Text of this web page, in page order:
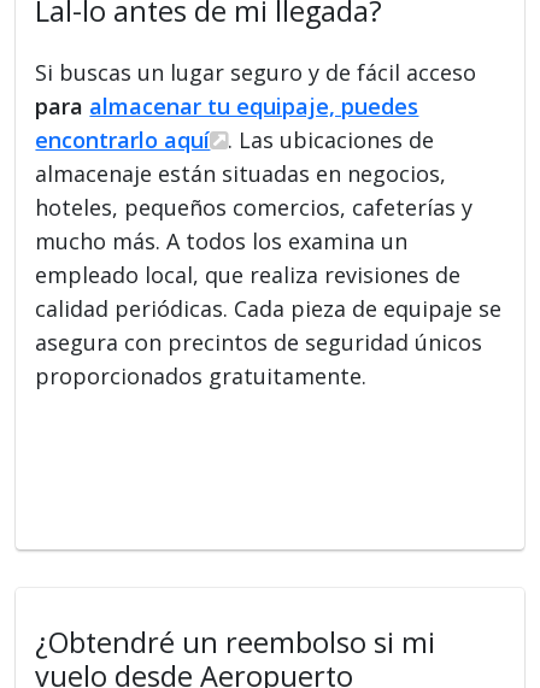
Lal-lo antes de mi llegada?
Si buscas un lugar seguro y de fácil acceso
para almacenar tu equipaje, puedes
encontrarlo aquí
. Las ubicaciones de
almacenaje están situadas en negocios,
hoteles, pequeños comercios, cafeterías y
mucho más. A todos los examina un
empleado local, que realiza revisiones de
calidad periódicas. Cada pieza de equipaje se
asegura con precintos de seguridad únicos
proporcionados gratuitamente.
¿Obtendré un reembolso si mi
vuelo desde Aeropuerto